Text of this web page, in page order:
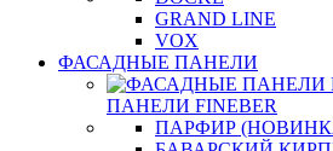
GRAND LINE
VOX
ФАСАДНЫЕ ПАНЕЛИ
ПАНЕЛИ FINEBER
ПАРФИР